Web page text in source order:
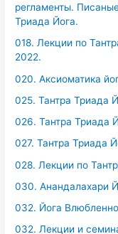
регламенты.
Триада Йога.
018. Лекции по
2022.
020. Аксиоматика
025. Тантра Триада
026. Тантра Триада
027. Тантра Триада
028. Лекции по
030. Анандалахари
032. Йога
032. Лекции и